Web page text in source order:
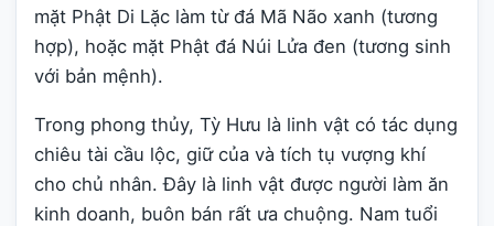
mặt Phật Di Lặc làm từ đá Mã Não xanh (tương
hợp), hoặc mặt Phật đá Núi Lửa đen (tương sinh
với bản mệnh).
Trong phong thủy, Tỳ Hưu là linh vật có tác dụng
chiêu tài cầu lộc, giữ của và tích tụ vượng khí
cho chủ nhân. Đây là linh vật được người làm ăn
kinh doanh, buôn bán rất ưa chuộng. Nam tuổi